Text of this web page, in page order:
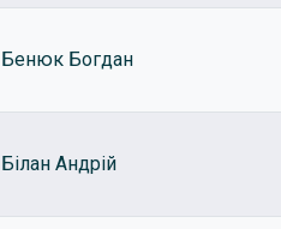
Бенюк Богдан
Білан Андрій